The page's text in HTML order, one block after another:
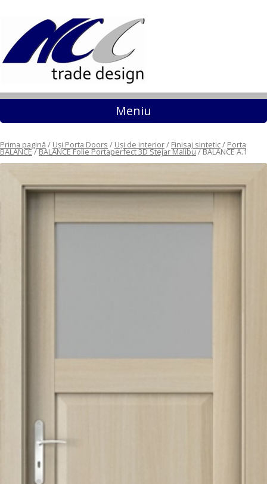
Meniu Sari la conținut
Prima pagină / Uși Porta Doors / Uși de interior/ Finisaj sintetic/ Porta
BALANCE/BALANCE Folie Portaperfect 3D Stejar Malibu/ BALANCE A.1